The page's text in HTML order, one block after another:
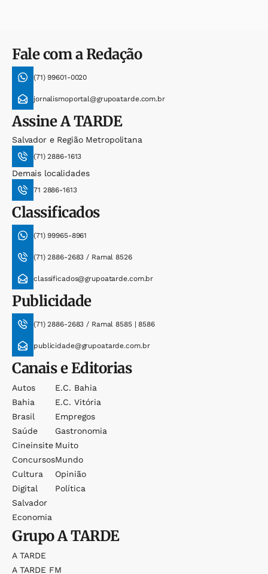
Fale com a Redação
(71) 99601-0020
jornalismoportal@grupoatarde.com.br
AssineA TARDE
Salvador e Região Metropolitana
(71) 2886-1613
Demais localidades
71 2886-1613
Classificados
(71) 99965-8961
(71) 2886-2683 / Ramal 8526
classificados@grupoatarde.com.br
Publicidade
(71) 2886-2683 / Ramal 8585 | 8586
publicidade@grupoatarde.com.br
Canais e Editorias
Autos
Bahia
Brasil
Saúde
Cineinsite
Concursos
Cultura
Digital
Salvador
Economia
E.c. Bahia
E.c. Vitória
Empregos
Gastronomia
Muito
Mundo
Opinião
Política
GrupoA TARDE
A TARDE
A TARDE FM